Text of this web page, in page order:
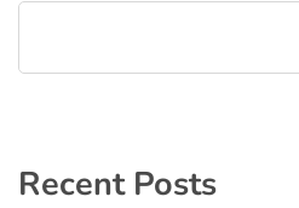
Recent Posts